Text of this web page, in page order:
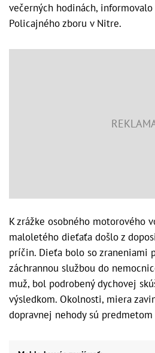
večerných hodinách,
Policajného zboru v Nitre.
K zrážke osobného motorového
maloletého dieťaťa došlo z
príčin. Dieťa bolo so zraneniami
záchrannou službou do
muž, bol podrobený dychovej
výsledkom. Okolnosti, miera
dopravnej nehody sú